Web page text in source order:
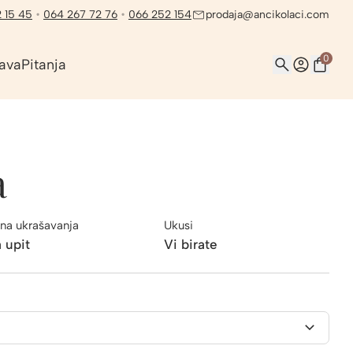
15 45 • 064 267 72 76 • 066 252 154 prodaja@ancikolaci.com
Pitanja 0
ukrašavanja
upit
Ukusi
Vi birate